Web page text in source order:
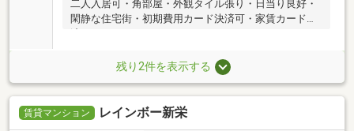
二人入居可・角部屋・外観タイル張り・日当り良好・
閑静な住宅街・初期費用カード決済可・家賃カード決
残り2件を表示する
賃貸マンション レインボー新栄